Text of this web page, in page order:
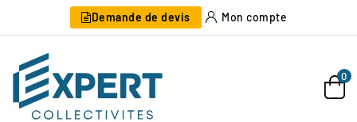
Demande de devis Mon compte
0